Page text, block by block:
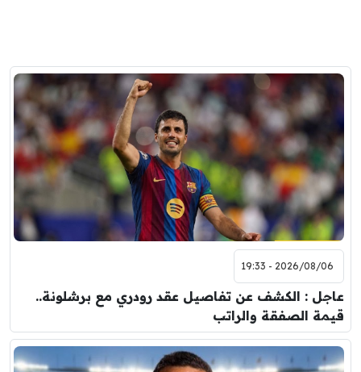
2026/08/06 - 19:33
عاجل : الكشف عن تفاصيل عقد رودري مع برشلونة..
قيمة الصفقة والراتب